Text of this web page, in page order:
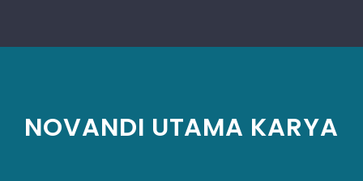
NOVANDI UTAMA KARYA